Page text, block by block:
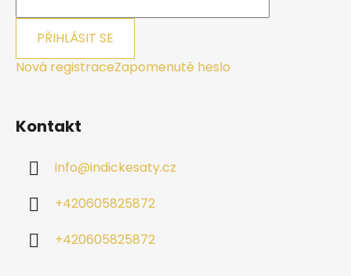
PŘIHLÁSIT SE
Nová registraceZapomenuté heslo
Kontakt
info@indickesaty.cz
+420605825872
+420605825872